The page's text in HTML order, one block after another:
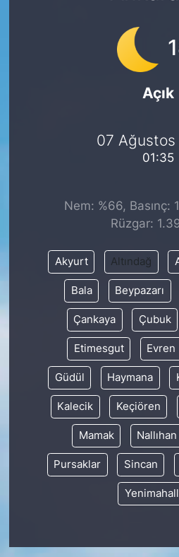
Açık
07 Ağustos
01:35
Nem: %66, Basınç:
Rüzgar:
Akyurt Altındağ
Bala Beypazarı
Çankaya Çubuk
Etimesgut Evren
Güdül Haymana
Kalecik Keçiören
Mamak Nallıhan
Pursaklar Sincan